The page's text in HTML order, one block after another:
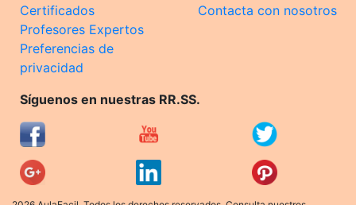
Certificados
Profesores Expertos
Preferencias de
privacidad
Contacta con nosotros
Síguenos en nuestras RR.SS.